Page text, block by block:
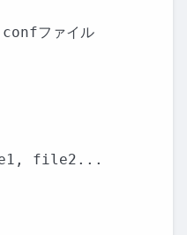
ファイル
file2...